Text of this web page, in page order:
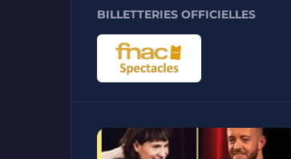
BILLETTERIES OFFICIELLES